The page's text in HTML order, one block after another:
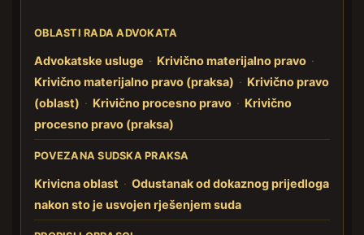
OBLASTI RADA ADVOKATA
Advokatske usluge · Krivično materijalno pravo ·
Krivično materijalno pravo (praksa) · Krivično pravo
(oblast) · Krivično procesno pravo · Krivično
procesno pravo (praksa)
POVEZANA SUDSKA PRAKSA
Krivicna oblast · Odustanak od dokaznog prijedloga
nakon sto je usvojen rješenjem suda